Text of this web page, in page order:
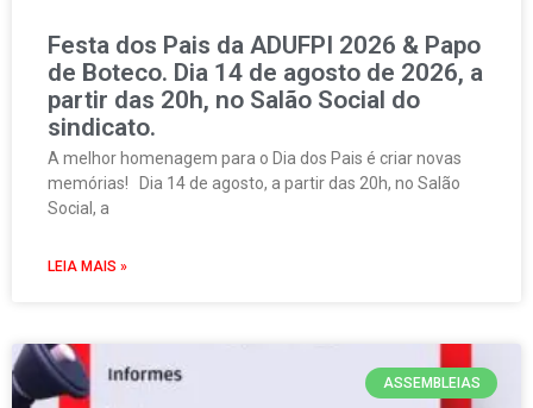
Festa dos Pais da ADUFPI 2026 & Papo
de Boteco. Dia 14 de agosto de 2026, a
partir das 20h, no Salão Social do
sindicato.
A melhor homenagem para o Dia dos Pais é criar novas
memórias! Dia 14 de agosto, a partir das 20h, no Salão
Social, a
LEIA MAIS »
ASSEMBLEIAS